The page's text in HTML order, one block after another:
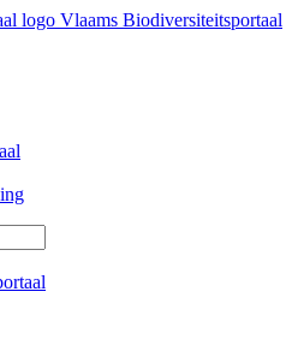
Vlaams Biodiversiteitsportaal